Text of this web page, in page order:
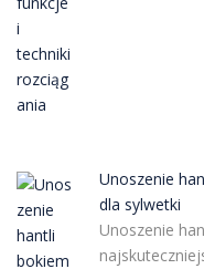
Unoszenie
dla sylwetki
Unoszenie